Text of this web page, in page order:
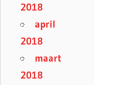
2018
april
2018
maart
2018